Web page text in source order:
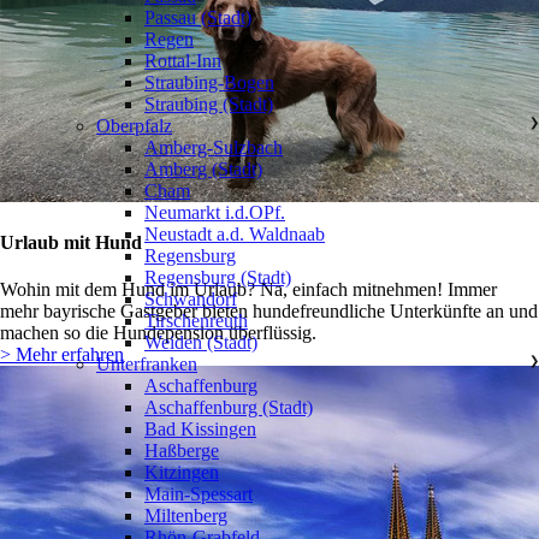
Urlaub mit Hund
Wohin mit dem Hund im Urlaub? Na, einfach mitnehmen! Immer
mehr bayrische Gastgeber bieten hundefreundliche Unterkünfte an und
machen so die Hundepension überflüssig.
> Mehr erfahren
Passau (Stadt)
Regen
Rottal-Inn
Straubing-Bogen
Straubing (Stadt)
Oberpfalz
❯
Amberg-Sulzbach
Amberg (Stadt)
Cham
Neumarkt i.d.OPf.
Neustadt a.d. Waldnaab
Regensburg
Regensburg (Stadt)
Schwandorf
Tirschenreuth
Weiden (Stadt)
Unterfranken
❯
Aschaffenburg
Aschaffenburg (Stadt)
Bad Kissingen
Haßberge
Kitzingen
Main-Spessart
Miltenberg